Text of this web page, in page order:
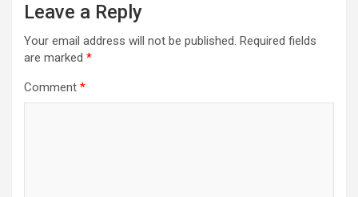
Leave a Reply
Your email address will not be published. Required fields
are marked *
Comment *